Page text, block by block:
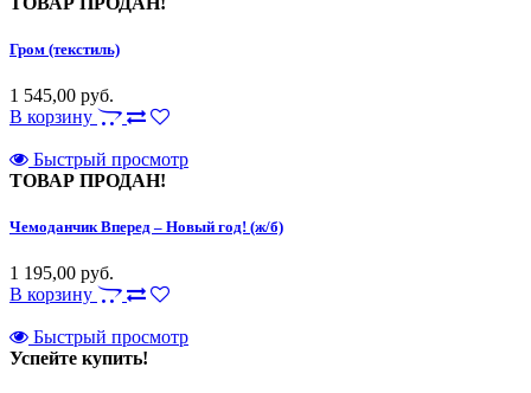
Гром (текстиль)
1 545,00 руб.
В корзину
Быстрый просмотр
ТОВАР ПРОДАН!
Чемоданчик Вперед – Новый год! (ж/б)
1 195,00 руб.
В корзину
Быстрый просмотр
Успейте купить!